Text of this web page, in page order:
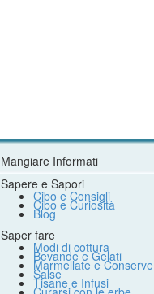
Mangiare Informati
Sapere e Sapori
Cibo e Consigli
Cibo e Curiosità
Blog
Saper fare
Modi di cottura
Bevande e Gelati
Marmellate e Conserve
Salse
Tisane e Infusi